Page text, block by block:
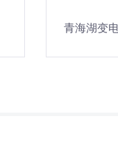
青海湖变